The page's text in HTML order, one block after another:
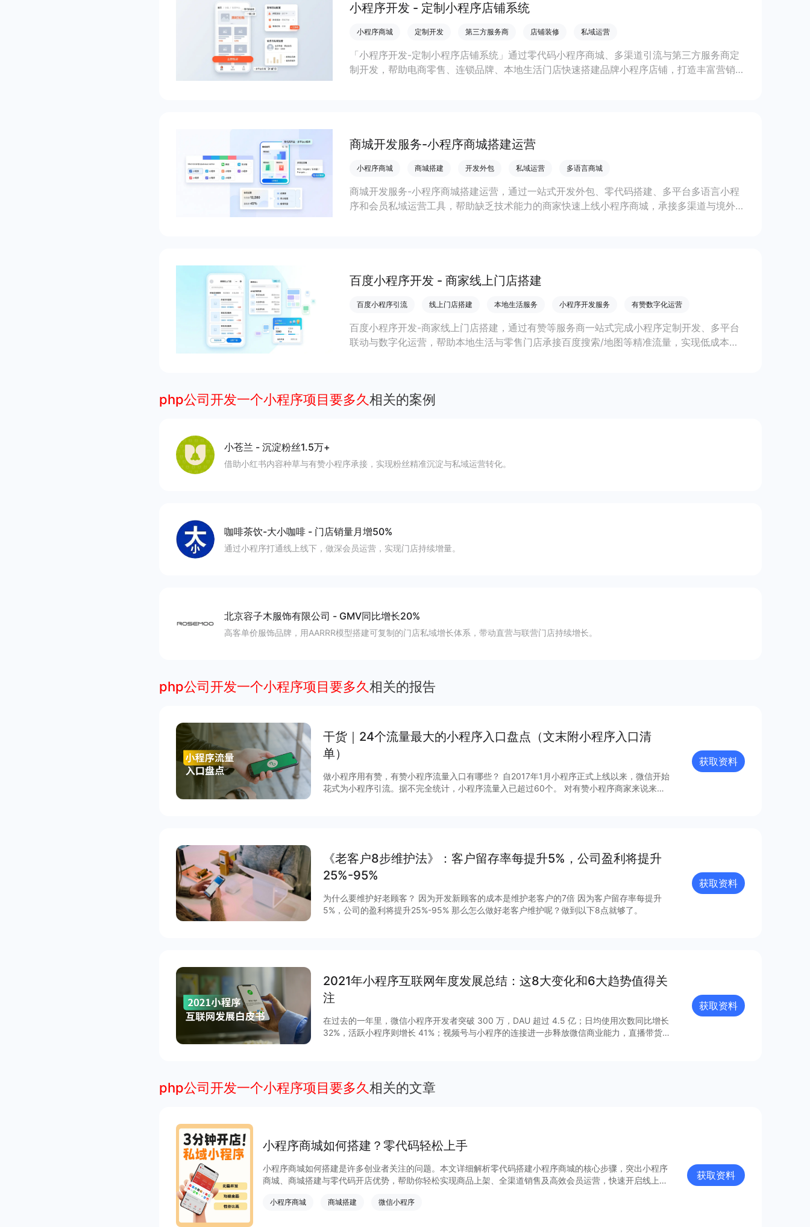
小程序开发 - 定制小程序店铺系统
小程序商城 定制开发 第三方服务商 店铺装修 私域运营
「小程序开发-定制小程序店铺系统」通过零代码小程序商城、多渠道引流与第三方服务商定
制开发，帮助电商零售、连锁品牌、本地生活门店快速搭建品牌小程序店铺，打造丰富营销与
商城开发服务-小程序商城搭建运营
小程序商城 商城搭建 开发外包 私域运营 多语言商城
商城开发服务-小程序商城搭建运营，通过一站式开发外包、零代码搭建、多平台多语言小程
序和会员私域运营工具，帮助缺乏技术能力的商家快速上线小程序商城，承接多渠道与境外客
百度小程序开发 - 商家线上门店搭建
百度小程序引流 线上门店搭建 本地生活服务 小程序开发服务 有赞数字化运营
百度小程序开发-商家线上门店搭建，通过有赞等服务商一站式完成小程序定制开发、多平台
联动与数字化运营，帮助本地生活与零售门店承接百度搜索/地图等精准流量，实现低成本获
php公司开发一个小程序项目要多久相关的案例
小苍兰 - 沉淀粉丝1.5万+
借助小红书内容种草与有赞小程序承接，实现粉丝精准沉淀与私域运营转化。
咖啡茶饮-大小咖啡 - 门店销量月增50%
通过小程序打通线上线下，做深会员运营，实现门店持续增量。
北京容子木服饰有限公司 - GMV同比增长20%
高客单价服饰品牌，用AARRR模型搭建可复制的门店私域增长体系，带动直营与联营门店持续增长。
php公司开发一个小程序项目要多久相关的报告
干货｜24个流量最大的小程序入口盘点（文末附小程序入口清
单）
做小程序用有赞，有赞小程序流量入口有哪些？ 自2017年1月小程序正式上线以来，微信开始
花式为小程序引流。据不完全统计，小程序流量入已超过60个。 对有赞小程序商家来说来
获取资料
《老客户8步维护法》：客户留存率每提升5%，公司盈利将提升
25%-95%
为什么要维护好老顾客？ 因为开发新顾客的成本是维护老客户的7倍 因为客户留存率每提升
5%，公司的盈利将提升25%-95% 那么怎么做好老客户维护呢？做到以下8点就够了。
获取资料
2021年小程序互联网年度发展总结：这8大变化和6大趋势值得关
注
在过去的一年里，微信小程序开发者突破 300 万，DAU 超过 4.5 亿；日均使用次数同比增长
32%，活跃小程序则增长 41%；视频号与小程序的连接进一步释放微信商业能力，直播带货
通，扩展“闭环思维“至“节点思维”，营销场景和营销方法由此迸发更多灵感与创新；支付宝、百
度等互联网平台加速扩建生态能力，小程序成为互联网商业的重要阵地；在生态建设方面，各
获取资料
php公司开发一个小程序项目要多久相关的文章
小程序商城如何搭建？零代码轻松上手
小程序商城如何搭建是许多创业者关注的问题。本文详细解析零代码搭建小程序商城的核心步骤，突出小程序
商城、商城搭建与零代码开店优势，帮助你轻松实现商品上架、全渠道销售及高效会员运营，快速开启线上卖
小程序商城 商城搭建 微信小程序
获取资料